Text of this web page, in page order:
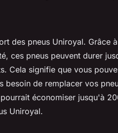
des pneus Uniroyal. Grâce
ces pneus peuvent durer
Cela signifie que vous
besoin de remplacer vos
économiser jusqu'à
Uniroyal.